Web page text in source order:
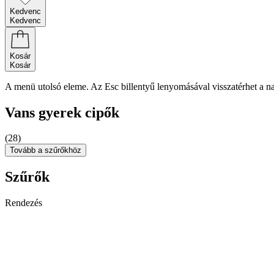
Kedvenc
Kedvenc
Kosár
Kosár
A menü utolsó eleme. Az Esc billentyű lenyomásával visszatérhet a
Vans gyerek cipők
(28)
Tovább a szűrőkhöz
Szűrők
Rendezés